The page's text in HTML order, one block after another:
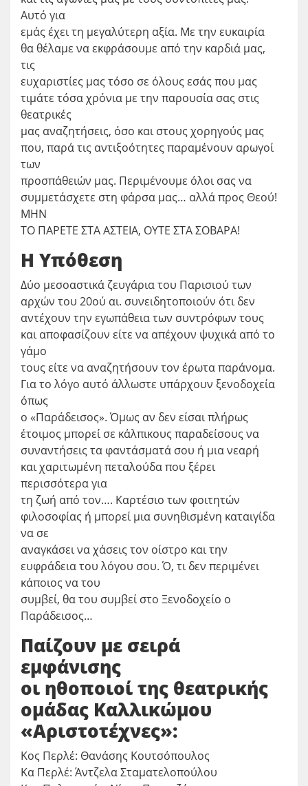
Αυτό για
εμάς έχει τη μεγαλύτερη αξία. Με την ευκαιρία
θα θέλαμε να εκφράσουμε από την καρδιά μας,
τις
ευχαριστίες μας τόσο σε όλους εσάς που μας
τιμάτε τόσα χρόνια με την παρουσία σας στις
θεατρικές
μας αναζητήσεις, όσο και στους χορηγούς μας
που, παρά τις αντιξοότητες παραμένουν αρωγοί
των
προσπάθειών μας. Περιμένουμε όλοι σας να
συμμετάσχετε στη φάρσα μας… αλλά προς Θεού!
ΜΗΝ
ΤΟ ΠΑΡΕΤΕ ΣΤΑ ΑΣΤΕΙΑ, ΟΥΤΕ ΣΤΑ ΣΟΒΑΡΑ!
Η Υπόθεση
Δύο μεσοαστικά ζευγάρια του Παρισιού των
αρχών του 20ού αι. συνειδητοποιούν ότι δεν
αντέχουν την εγωπάθεια των συντρόφων τους
και αποφασίζουν είτε να απέχουν ψυχικά από το
γάμο
τους είτε να αναζητήσουν τον έρωτα παράνομα.
Για το λόγο αυτό άλλωστε υπάρχουν ξενοδοχεία
όπως
ο «Παράδεισος». Όμως αν δεν είσαι πλήρως
έτοιμος μπορεί σε κάλπικους παραδείσους να
συναντήσεις τα φαντάσματά σου ή μια νεαρή
και χαριτωμένη πεταλούδα που ξέρει
περισσότερα για
τη ζωή από τον…. Καρτέσιο των φοιτητών
φιλοσοφίας ή μπορεί μια συνηθισμένη καταιγίδα
να σε
αναγκάσει να χάσεις τον οίστρο και την
ευφράδεια του λόγου σου. Ό, τι δεν περιμένει
κάποιος να του
συμβεί, θα του συμβεί στο Ξενοδοχείο ο
Παράδεισος…
Παίζουν με σειρά
εμφάνισης
οι ηθοποιοί της θεατρικής
ομάδας Καλλικώμου
«Αριστοτέχνες»:
Κος Περλέ: Θανάσης Κουτσόπουλος
Κα Περλέ: Άντζελα Σταματελοπούλου